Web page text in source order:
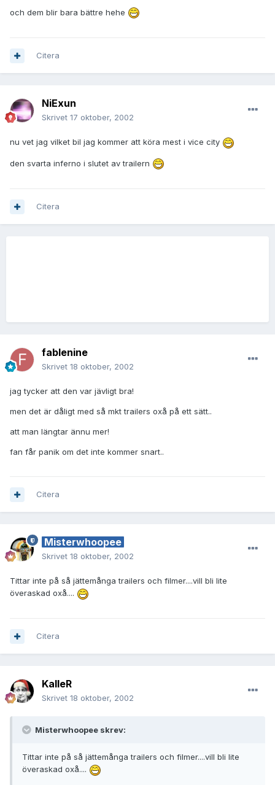
och dem blir bara bättre hehe
Citera
NiExun
Skrivet 17 oktober, 2002
nu vet jag vilket bil jag kommer att köra mest i vice city
den svarta inferno i slutet av trailern
Citera
fablenine
Skrivet 18 oktober, 2002
jag tycker att den var jävligt bra!
men det är dåligt med så mkt trailers oxå på ett sätt..
att man längtar ännu mer!
fan får panik om det inte kommer snart..
Citera
Misterwhoopee
Skrivet 18 oktober, 2002
Tittar inte på så jättemånga trailers och filmer....vill bli lite
överaskad oxå....
Citera
KalleR
Skrivet 18 oktober, 2002
Misterwhoopee skrev:
Tittar inte på så jättemånga trailers och filmer....vill bli lite
överaskad oxå....